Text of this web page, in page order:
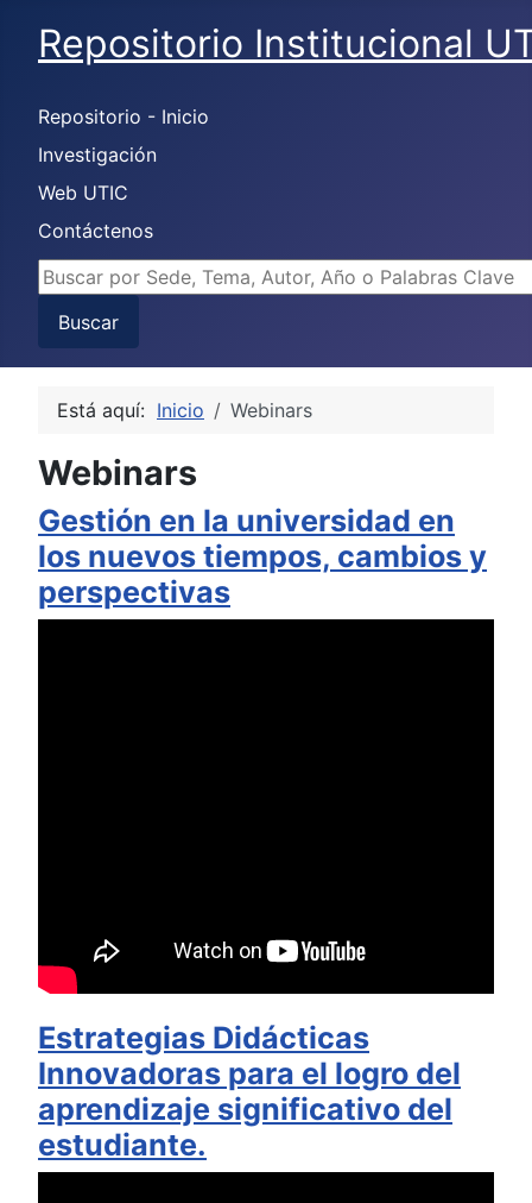
Repositorio Institucional
Repositorio - Inicio
Investigación
Web UTIC
Contáctenos
Buscar...
Buscar
Está aquí: Inicio Webinars
Webinars
Gestión en la universidad en
los nuevos tiempos, cambios y
perspectivas
Estrategias Didácticas
Innovadoras para el logro del
aprendizaje significativo del
estudiante.